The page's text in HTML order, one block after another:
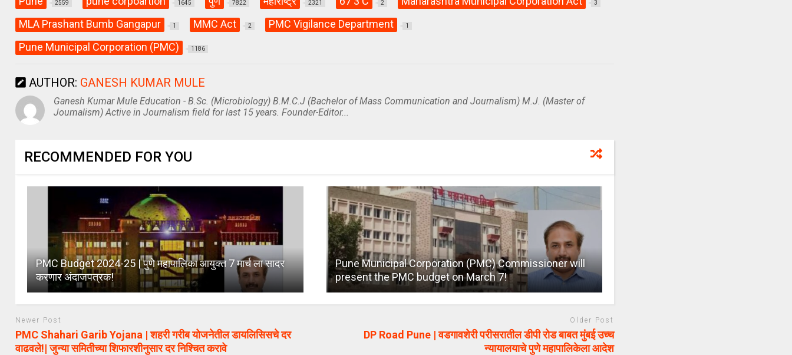
2559 1645 7822 2321 2 3
MLA Prashant Bumb Gangapur 1 MMC Act 2 PMC Vigilance Department 1
Pune Municipal Corporation (PMC) 1186
AUTHOR: GANESH KUMAR MULE
Ganesh Kumar Mule Education - B.Sc. (Microbiology) B.M.C.J (Bachelor of Mass Communication and Journalism) M.J. (Master of
Journalism) Active in Journalism field for last 15 years. Founder-Editor...
RECOMMENDED FOR YOU
PMC Budget 2024-25 | पुणे महापालिका आयुक्त 7 मार्च ला सादर
करणार अंदाजपत्रक!
Pune Municipal Corporation (PMC) Commissioner will
present the PMC budget on March 7!
Newer Post
PMC Shahari Garib Yojana | शहरी गरीब योजनेतील डायलिसिसचे दर
वाढवले!| जुन्या समितीच्या शिफारशीनुसार दर निश्चित करावे
Older Post
DP Road Pune | वडगावशेरी परीसरातील डीपी रोड बाबत मुंबई उच्च
न्यायालयाचे पुणे महापालिकेला आदेश